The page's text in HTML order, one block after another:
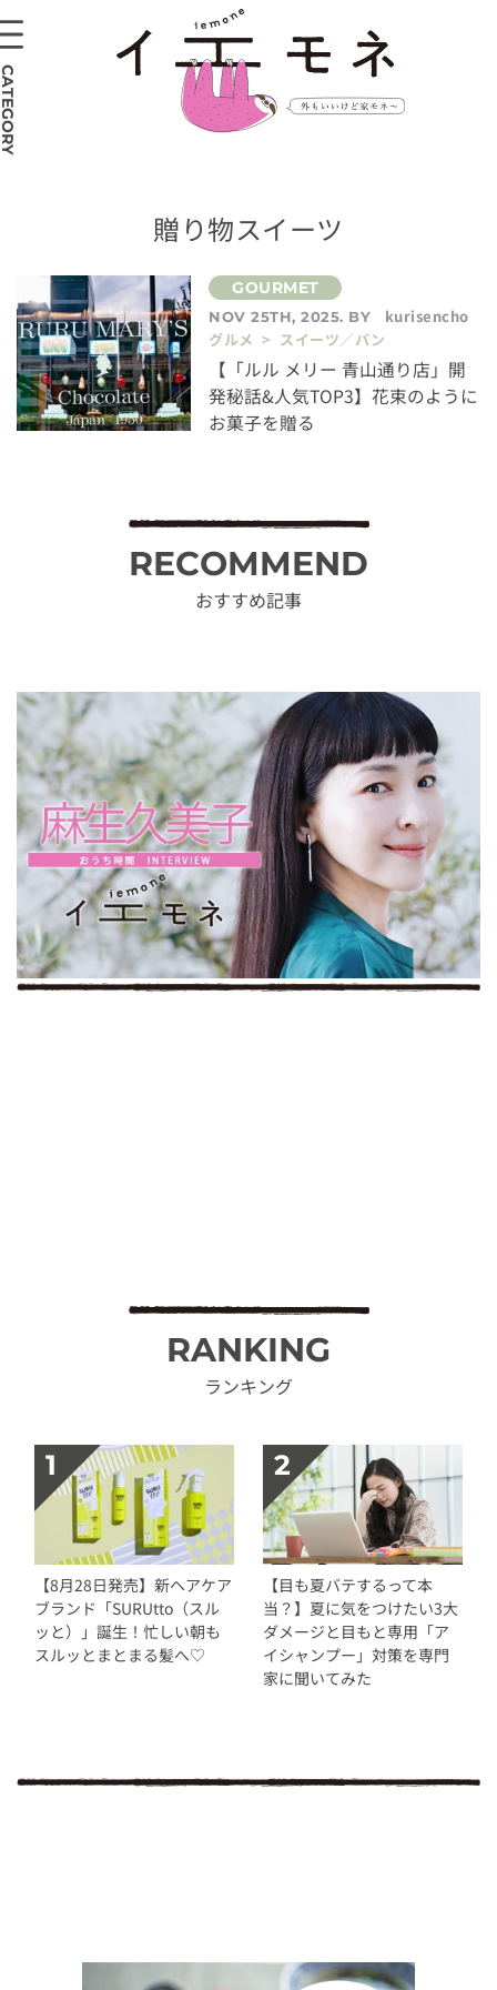
贈り物スイーツ
NOV 25TH, 2025. BY
kurisencho
グルメ > スイーツ／パン
【「ルル メリー 青山通り店」開
発秘話&人気TOP3】花束のように
お菓子を贈る
RECOMMEND
おすすめ記事
RANKING
ランキング
【8月28日発売】新ヘアケア
ブランド「SURUtto（スル
ッと）」誕生！忙しい朝も
スルッとまとまる髪へ♡
【目も夏バテするって本
当？】夏に気をつけたい3大
ダメージと目もと専用「ア
イシャンプー」対策を専門
家に聞いてみた